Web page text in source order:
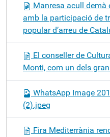
Manresa acull demà
amb la participació de
popular d’arreu de
El conseller de
Monti, com un dels
WhatsApp Image
(2).jpeg
Fira Mediterrània